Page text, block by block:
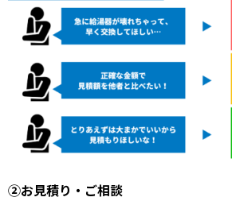
②お見積り・ご相談